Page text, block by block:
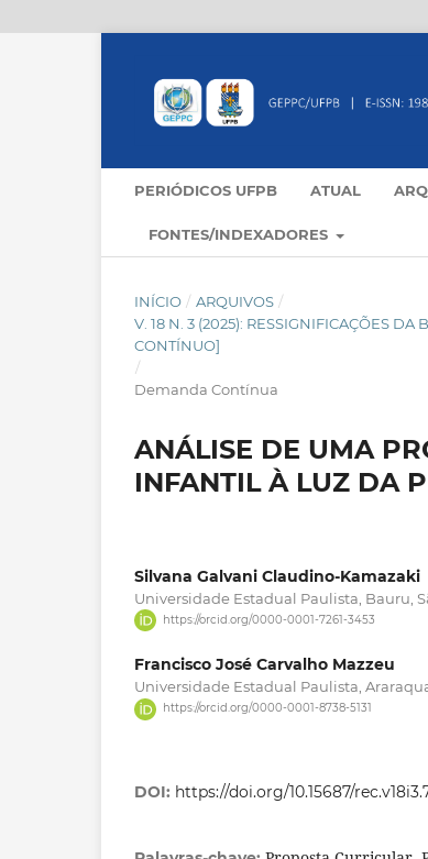
PERIÓDICOS UFPB ATUAL
FONTES/INDEXADORES
INÍCIO / ARQUIVOS /
V. 18 N. 3 (2025): RESSIGNIFICAÇÕES
CONTÍNUO]
/
Demanda Contínua
ANÁLISE DE UMA
INFANTIL À LUZ DA
Silvana Galvani Claudino-Kamazaki
Universidade Estadual Paulista, Bauru,
https://orcid.org/0000-0001-7261-3453
Francisco José Carvalho Mazzeu
Universidade Estadual Paulista,
https://orcid.org/0000-0001-8738-5131
DOI: https://doi.org/10.15687/